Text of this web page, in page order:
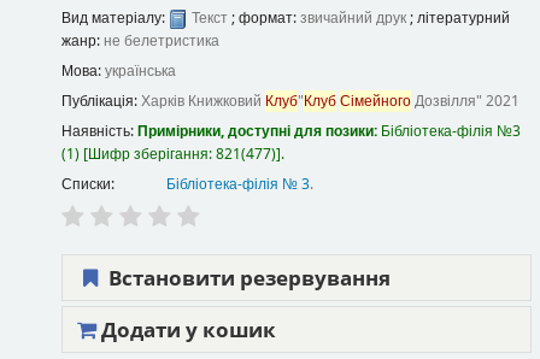
Вид матеріалу: Текст; формат:звичайний друк; літературний
жанр: не белетристика
Мова:українська
Публікація:Харків Книжковий Клуб"КлубСімейногоДозвілля" 2021
Наявність:Примірники, доступні для позики: Бібліотека-філія №3
(1) Шифр зберігання:821(477) .
Списки:
Бібліотека-філія № 3.
Встановити резервування
Додати у кошик